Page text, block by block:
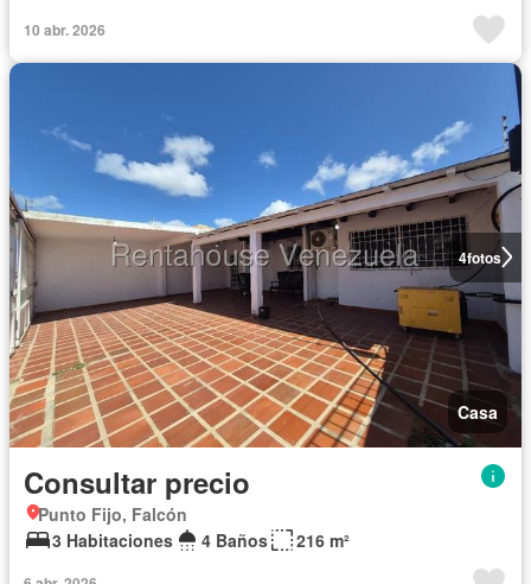
10 abr. 2026
4fotos
Casa
Consultar precio
Punto Fijo, Falcón
3 Habitaciones
4 Baños 216 m²